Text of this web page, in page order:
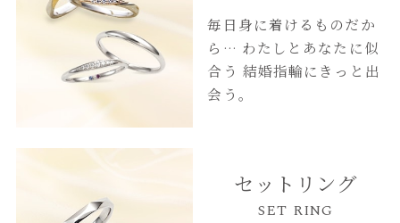
毎日身に着けるものだか
ら… わたしとあなたに似
合う 結婚指輪にきっと出
会う。
セットリング
SET RING